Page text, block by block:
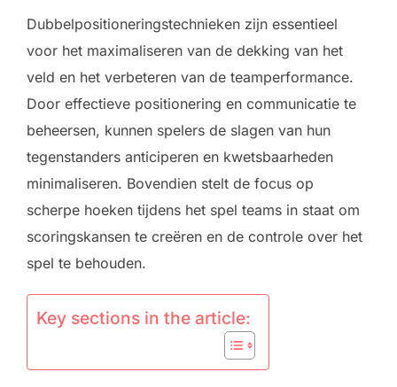
Dubbelpositioneringstechnieken zijn essentieel
voor het maximaliseren van de dekking van het
veld en het verbeteren van de teamperformance.
Door effectieve positionering en communicatie te
beheersen, kunnen spelers de slagen van hun
tegenstanders anticiperen en kwetsbaarheden
minimaliseren. Bovendien stelt de focus op
scherpe hoeken tijdens het spel teams in staat om
scoringskansen te creëren en de controle over het
spel te behouden.
Key sections in the article: